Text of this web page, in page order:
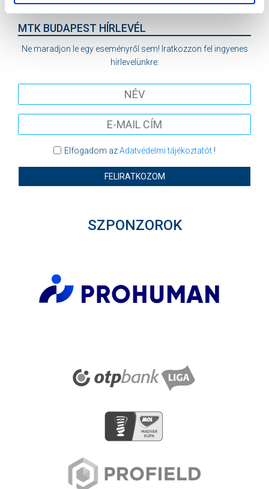
MTK BUDAPEST HÍRLEVÉL
Ne maradjon le egy eseményről sem! Iratkozzon fel ingyenes
hírlevelünkre:
Elfogadom azAdatvédelmi tájékoztatót!
FELIRATKOZOM
SZPONZOROK